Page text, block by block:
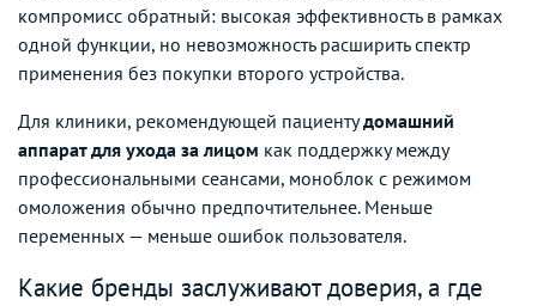
компромисс обратный: высокая эффективность в рамках
одной функции, но невозможность расширить спектр
применения без покупки второго устройства.
Для клиники, рекомендующей пациентудомашний
аппарат для ухода за лицом как поддержку между
профессиональными сеансами, моноблок с режимом
омоложения обычно предпочтительнее. Меньше
переменных — меньше ошибок пользователя.
Какие бренды заслуживают доверия, а где